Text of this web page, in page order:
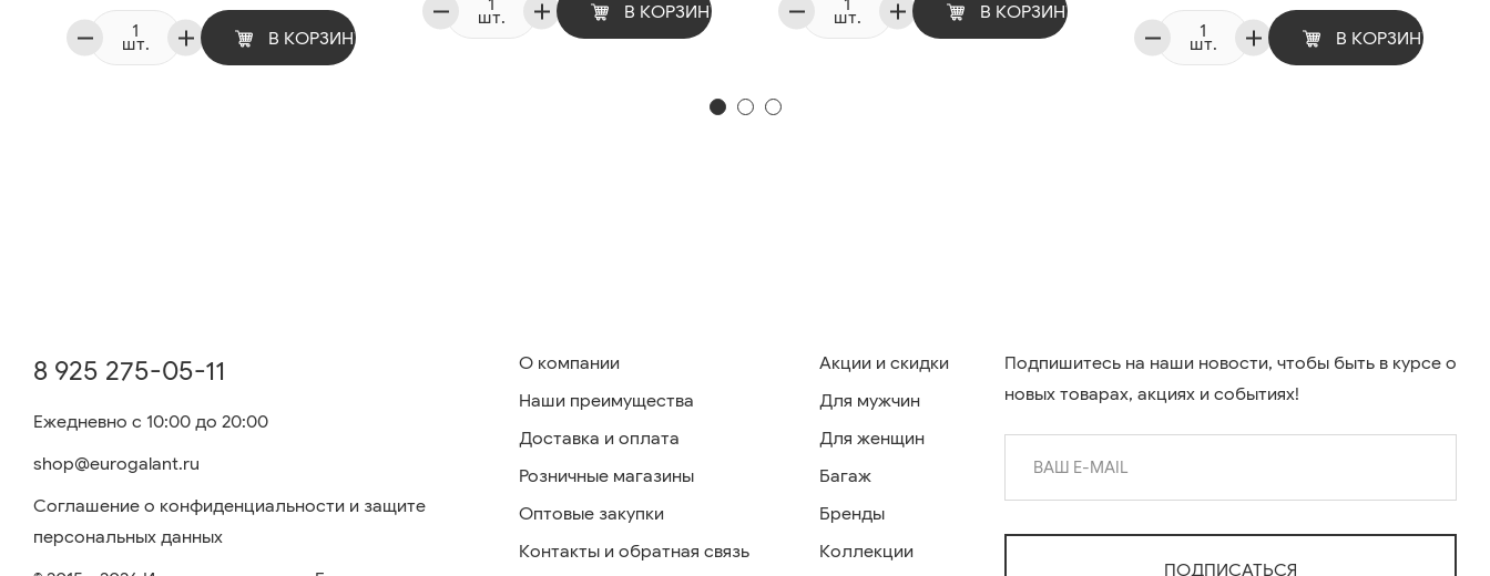
шт. В КОРЗИНУ
шт. В КОРЗИНУ шт. В КОРЗИНУ
шт. В КОРЗИНУ
8 925 275-05-11
Ежедневно с 10:00 до 20:00
shop@eurogalant.ru
Соглашение о конфиденциальности и защите
персональных данных
О компании
Наши преимущества
Доставка и оплата
Розничные магазины
Оптовые закупки
Контакты и обратная связь
Акции и скидки
Для мужчин
Для женщин
Багаж
Бренды
Коллекции
Подпишитесь на наши новости, чтобы быть в курсе о
новых товарах, акциях и событиях!